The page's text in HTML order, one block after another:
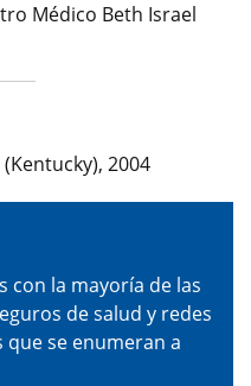
Médico Beth Israel
2004
con la mayoría de las
de salud y redes
se enumeran a